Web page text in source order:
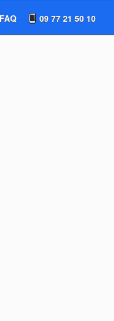
FAQ 09 77 21 50 10